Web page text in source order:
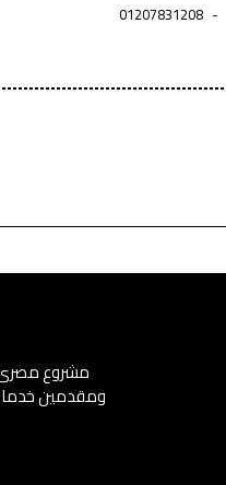
-
01207831208
مشروع مصرى
ومقدمين خدمات